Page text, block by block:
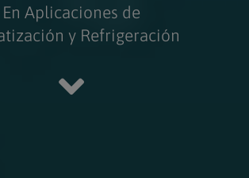
En Aplicaciones de
y Refrigeración